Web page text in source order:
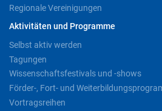
Regionale Vereinigungen
Aktivitäten und Programme
Selbst aktiv werden
Tagungen
Wissenschaftsfestivals und -shows
Förder-, Fort- und
Vortragsreihen